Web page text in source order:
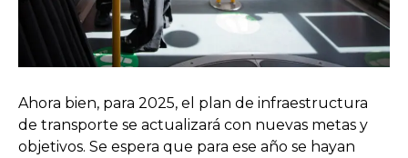
Ahora bien, para 2025, el plan de infraestructura
de transporte se actualizará con nuevas metas y
objetivos. Se espera que para ese año se hayan